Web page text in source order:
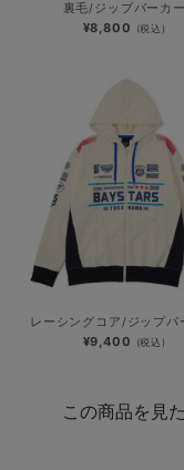
裏毛/ジップパーカー
¥8,800 (税込)
レーシングコア/ジップパ
¥9,400 (税込)
この商品を見